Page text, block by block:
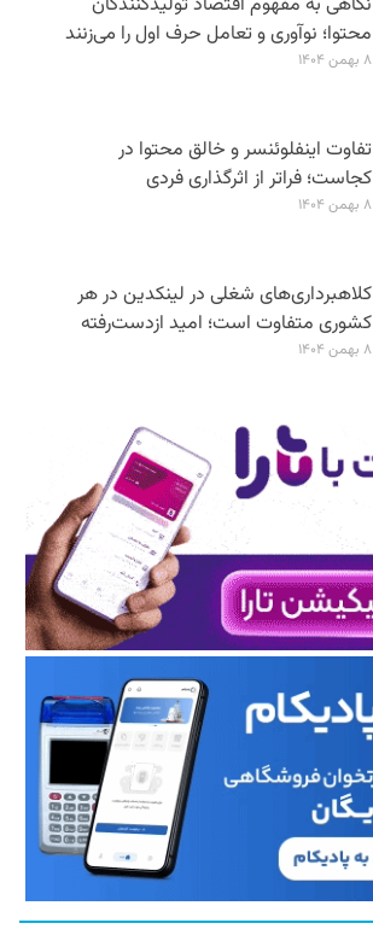
محتوا؛ نوآوری و تعامل حرف اول را می‌زنند
۸ بهمن ۱۴۰۴
تفاوت اینفلوئنسر و خالق محتوا در
کجاست؛ فراتر از اثرگذاری فردی
۸ بهمن ۱۴۰۴
کلاهبرداری‌های شغلی در لینکدین در هر
کشوری متفاوت است؛ امید ازدست‌رفته
۸ بهمن ۱۴۰۴